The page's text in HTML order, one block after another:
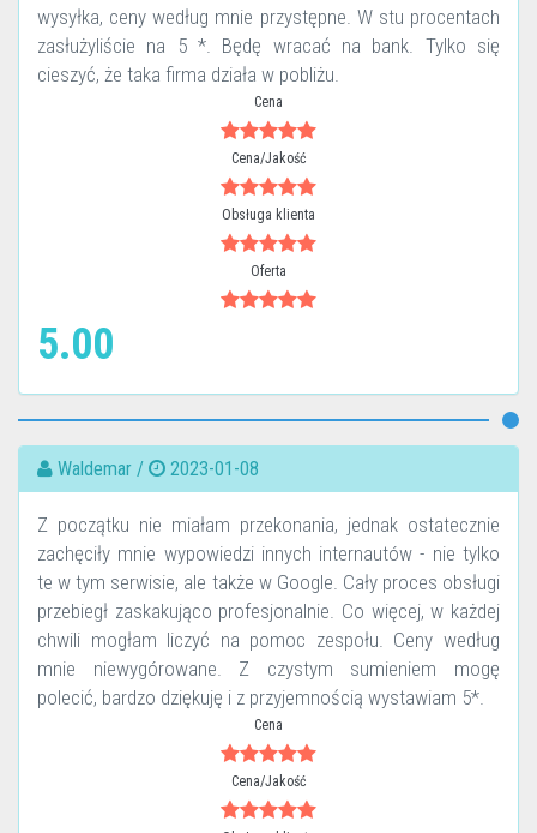
wysyłka, ceny według mnie przystępne. W stu procentach
zasłużyliście na 5 *. Będę wracać na bank. Tylko się
cieszyć, że taka firma działa w pobliżu.
Cena
Cena/Jakość
Obsługa klienta
Oferta
5.00
Waldemar / 2023-01-08
Z początku nie miałam przekonania, jednak ostatecznie
zachęciły mnie wypowiedzi innych internautów - nie tylko
te w tym serwisie, ale także w Google. Cały proces obsługi
przebiegł zaskakująco profesjonalnie. Co więcej, w każdej
chwili mogłam liczyć na pomoc zespołu. Ceny według
mnie niewygórowane. Z czystym sumieniem mogę
polecić, bardzo dziękuję i z przyjemnością wystawiam 5*.
Cena
Cena/Jakość